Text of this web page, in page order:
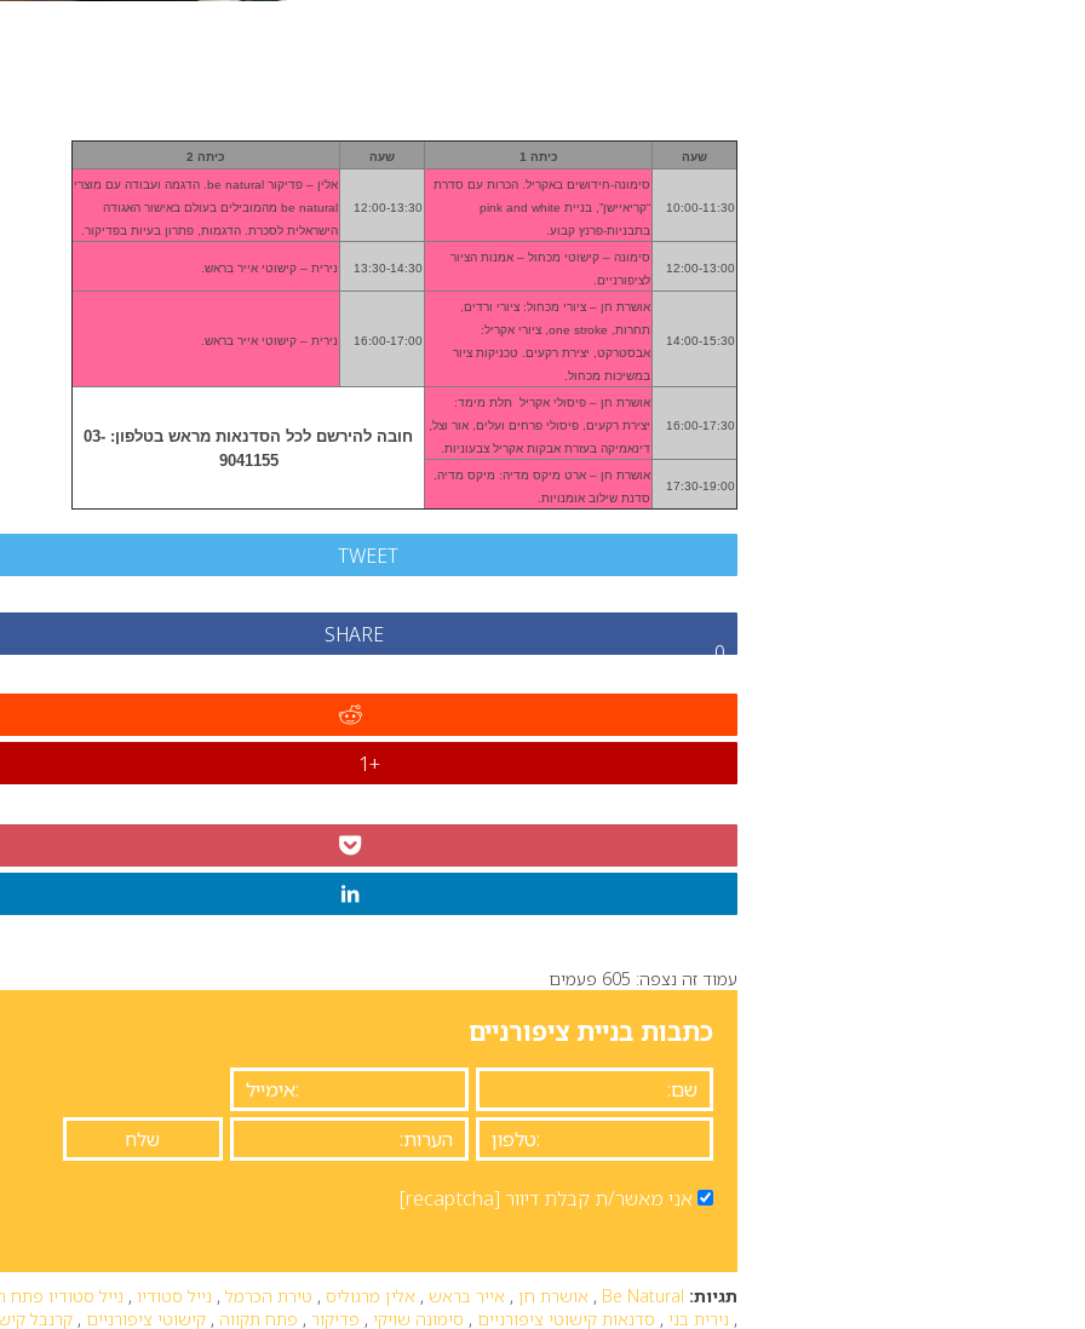
שעה כיתה 1 שעה כיתה 2
10:00-11:30
סימונה-חידושים באקריל. הכרות עם סדרת
“קריאיישן”, בניית pink and white
בתבניות-פרנץ קבוע.
12:00-13:30
אלין – פדיקור be natural. הדגמה ועבודה עם מוצרי
be natural מהמובילים בעולם באישור האגודה
הישראלית לסכרת. הדגמות, פתרון בעיות בפדיקור.
12:00-13:00
סימונה – קישוטי מכחול – אמנות הציור
לציפורניים.
13:30-14:30 נירית – קישוטי אייר בראש.
14:00-15:30
אושרת חן – ציורי מכחול: ציורי ורדים,
תחרות, one stroke, ציורי אקריל:
אבסטרקט, יצירת רקעים. טכניקות ציור
במשיכות מכחול.
16:00-17:00 נירית – קישוטי אייר בראש.
16:00-17:30
אושרת חן – פיסולי אקריל תלת מימד:
יצירת רקעים, פיסולי פרחים ועלים, אור וצל,
דינאמיקה בעזרת אבקות אקריל צבעוניות.
חובה להירשם לכל הסדנאות מראש בטלפון: 03-
9041155
17:30-19:00
אושרת חן – ארט מיקס מדיה: מיקס מדיה,
סדנת שילוב אומנויות.
TWEET
SHARE
0
+1
עמוד זה נצפה: 605 פעמים
כתבות בניית ציפורניים
אני מאשר/ת קבלת דיוור [recaptcha]
תגיות: Be Natural
, אושרת חן , אייר בראש , אלין מרגוליס , טירת הכרמל , נייל סטודיו , נייל סטודיו פתח
, נירית בני , סדנאות קישוטי ציפורניים , סימונה שויקי , פדיקור , פתח תקווה , קישוטי ציפורניים , קרנבל